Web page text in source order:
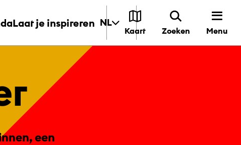
Laat je inspireren NL
Kaart Zoeken Menu
een